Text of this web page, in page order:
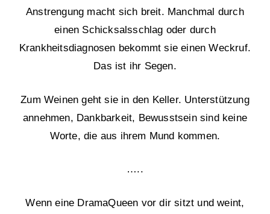
Anstrengung macht sich breit. Manchmal durch
einen Schicksalsschlag oder durch
Krankheitsdiagnosen bekommt sie einen Weckruf.
Das ist ihr Segen.
Zum Weinen geht sie in den Keller. Unterstützung
annehmen, Dankbarkeit, Bewusstsein sind keine
Worte, die aus ihrem Mund kommen.
…..
Wenn eine DramaQueen vor dir sitzt und weint,